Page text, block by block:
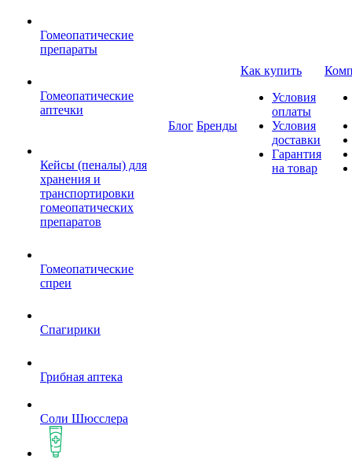
Гомеопатические
препараты
Гомеопатические
аптечки
Кейсы (пеналы) для
хранения и
транспортировки
гомеопатических
препаратов
Гомеопатические
спреи
Спагирики
Грибная аптека
Соли Шюсслера
Блог Бренды
Как купить
Условия
оплаты
Условия
доставки
Гарантия
на товар